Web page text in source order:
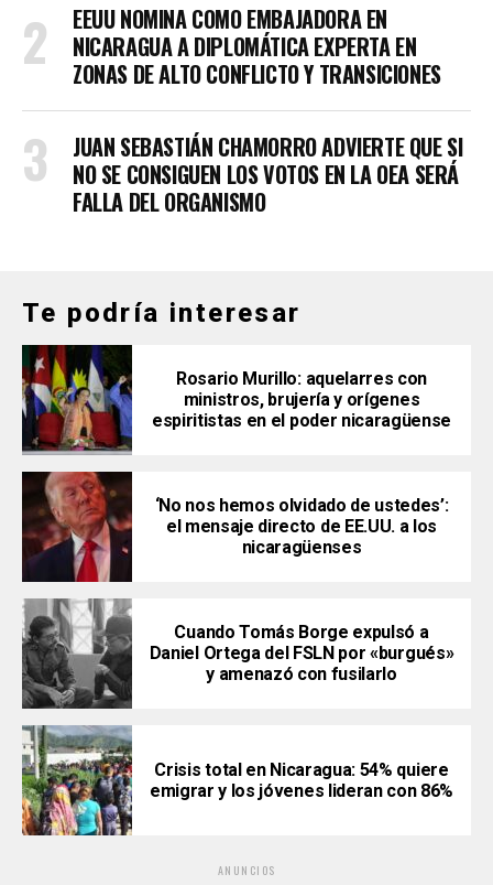
EEUU NOMINA COMO EMBAJADORA EN
NICARAGUA A DIPLOMÁTICA EXPERTA EN
ZONAS DE ALTO CONFLICTO Y TRANSICIONES
JUAN SEBASTIÁN CHAMORRO ADVIERTE QUE SI
NO SE CONSIGUEN LOS VOTOS EN LA OEA SERÁ
FALLA DEL ORGANISMO
Te podría interesar
Rosario Murillo: aquelarres con
ministros, brujería y orígenes
espiritistas en el poder nicaragüense
‘No nos hemos olvidado de ustedes’:
el mensaje directo de EE.UU. a los
nicaragüenses
Cuando Tomás Borge expulsó a
Daniel Ortega del FSLN por «burgués»
y amenazó con fusilarlo
Crisis total en Nicaragua: 54% quiere
emigrar y los jóvenes lideran con 86%
ANUNCIOS